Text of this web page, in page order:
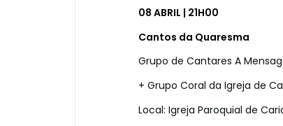
08 ABRIL | 21H00
Cantos da Quaresma
Grupo de Cantares A
+ Grupo Coral da Igreja de
Local: Igreja Paroquial de